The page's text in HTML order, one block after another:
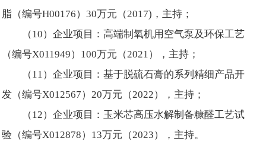
脂（编号H00176）30万元（2017)，主持；
（10）企业项目：高端制氧机用空气泵及环保工艺
（编号X011949）100万元（2021），主持；
（11）企业项目：基于脱硫石膏的系列精细产品开
发（编号X012567）20万元（2022），主持；
（12）企业项目：玉米芯高压水解制备糠醛工艺试
验（编号X012878）13万元（2023），主持。